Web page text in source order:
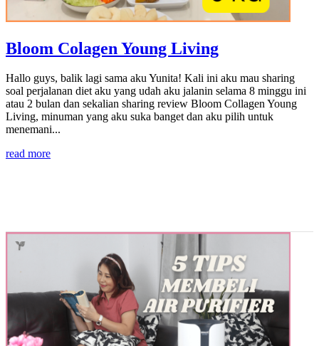
Bloom Colagen Young Living
Hallo guys, balik lagi sama aku Yunita! Kali ini aku mau sharing
soal perjalanan diet aku yang udah aku jalanin selama 8 minggu ini
atau 2 bulan dan sekalian sharing review Bloom Collagen Young
Living, minuman yang aku suka banget dan aku pilih untuk
menemani...
read more